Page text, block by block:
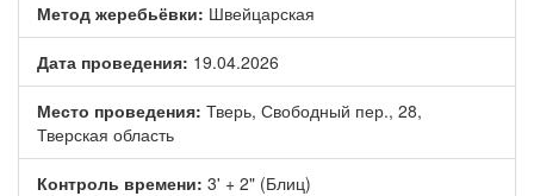
Метод жеребьёвки: Швейцарская
Дата проведения: 19.04.2026
Место проведения: Тверь, Свободный пер., 28,
Тверская область
Контроль времени: 3' + 2" (Блиц)